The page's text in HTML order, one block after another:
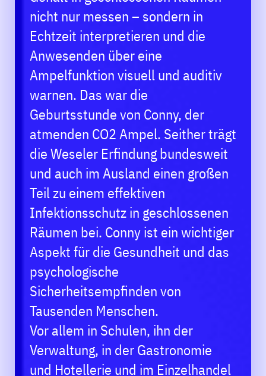
nicht nur messen – sondern in
Echtzeit interpretieren und die
Anwesenden über eine
Ampelfunktion visuell und auditiv
warnen. Das war die
Geburtsstunde von Conny, der
atmenden CO2 Ampel. Seither trägt
die Weseler Erfindung bundesweit
und auch im Ausland einen großen
Teil zu einem effektiven
Infektionsschutz in geschlossenen
Räumen bei. Conny ist ein wichtiger
Aspekt für die Gesundheit und das
psychologische
Sicherheitsempfinden von
Tausenden Menschen.
Vor allem in Schulen, ihn der
Verwaltung, in der Gastronomie
und Hotellerie und im Einzelhandel